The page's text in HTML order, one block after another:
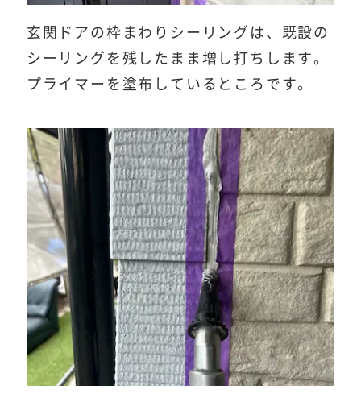
玄関ドアの枠まわりシーリングは、既設の
シーリングを残したまま増し打ちします。
プライマーを塗布しているところです。